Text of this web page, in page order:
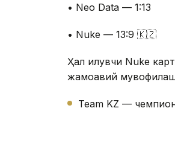
• Neo Data — 1:13
• Nuke — 13:9 🇰🇿
Ҳал қилувчи Nuke
жамоавий
Team KZ —